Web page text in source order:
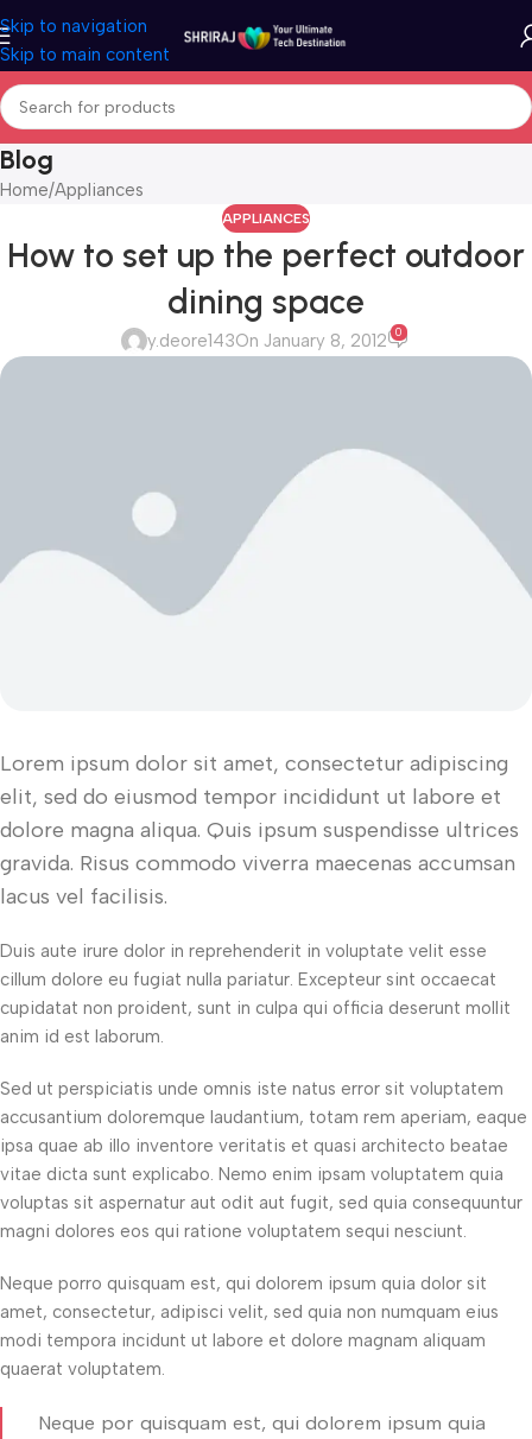
Skip to navigation
Skip to main content
Blog
Home Appliances
APPLIANCES
How to set up the perfect outdoor
dining space
y.deore143On January 8, 2012 0
Lorem ipsum dolor sit amet, consectetur adipiscing
elit, sed do eiusmod tempor incididunt ut labore et
dolore magna aliqua. Quis ipsum suspendisse ultrices
gravida. Risus commodo viverra maecenas accumsan
lacus vel facilisis.
Duis aute irure dolor in reprehenderit in voluptate velit esse
cillum dolore eu fugiat nulla pariatur. Excepteur sint occaecat
cupidatat non proident, sunt in culpa qui officia deserunt mollit
anim id est laborum.
Sed ut perspiciatis unde omnis iste natus error sit voluptatem
accusantium doloremque laudantium, totam rem aperiam, eaque
ipsa quae ab illo inventore veritatis et quasi architecto beatae
vitae dicta sunt explicabo. Nemo enim ipsam voluptatem quia
voluptas sit aspernatur aut odit aut fugit, sed quia consequuntur
magni dolores eos qui ratione voluptatem sequi nesciunt.
Neque porro quisquam est, qui dolorem ipsum quia dolor sit
amet, consectetur, adipisci velit, sed quia non numquam eius
modi tempora incidunt ut labore et dolore magnam aliquam
quaerat voluptatem.
Neque por quisquam est, qui dolorem ipsum quia